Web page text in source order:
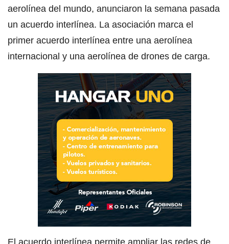
aerolínea del mundo, anunciaron la semana pasada
un acuerdo interlínea. La asociación marca el
primer acuerdo interlínea entre una aerolínea
internacional y una aerolínea de drones de carga.
El acuerdo interlínea permite ampliar las redes de